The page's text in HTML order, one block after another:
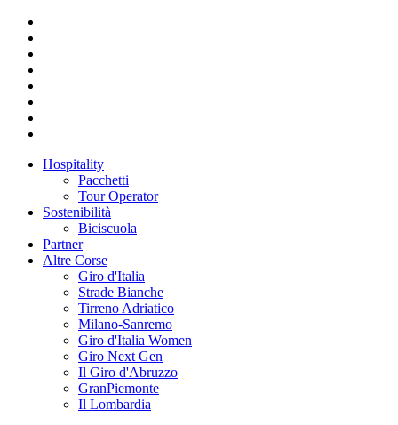
Hospitality
Pacchetti
Tour Operator
Sostenibilità
Biciscuola
Partner
Altre Corse
Giro d'Italia
Strade Bianche
Tirreno Adriatico
Milano-Sanremo
Giro d'Italia Women
Giro Next Gen
Il Giro d'Abruzzo
GranPiemonte
Il Lombardia